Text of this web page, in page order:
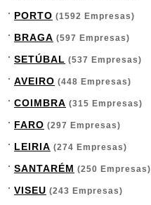
PORTO (1592 Empresas)
BRAGA (597 Empresas)
SETÚBAL (537 Empresas)
AVEIRO (448 Empresas)
COIMBRA (315 Empresas)
FARO (297 Empresas)
LEIRIA (274 Empresas)
SANTARÉM (250 Empresas)
VISEU (243 Empresas)